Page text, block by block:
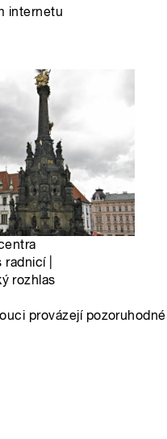
internetu
|
rozhlas
provázejí pozoruhodné